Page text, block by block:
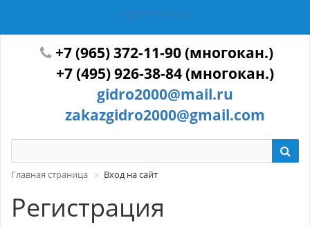
ГИДРОТЕХМАШ
+7 (965) 372-11-90 (многокан.)
+7 (495) 926-38-84 (многокан.)
gidro2000@mail.ru
zakazgidro2000@gmail.com
Главная страница Вход на сайт
Регистрация